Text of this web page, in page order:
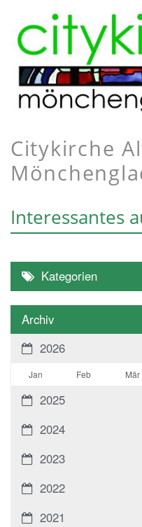
Citykirche
Interessantes
Kategorien
Archiv
2026
Jan Feb Mär
2025
2024
2023
2022
2021